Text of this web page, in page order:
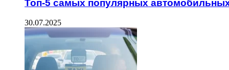
Топ-5 самых популярных
30.07.2025